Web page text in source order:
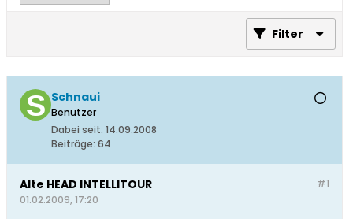
Filter
Schnaui
Benutzer
Dabei seit: 14.09.2008
Beiträge: 64
#1
Alte HEAD INTELLITOUR
01.02.2009, 17:20